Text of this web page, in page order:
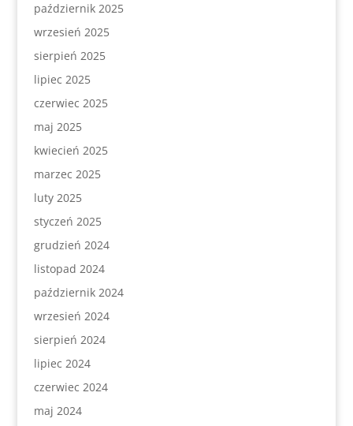
październik 2025
wrzesień 2025
sierpień 2025
lipiec 2025
czerwiec 2025
maj 2025
kwiecień 2025
marzec 2025
luty 2025
styczeń 2025
grudzień 2024
listopad 2024
październik 2024
wrzesień 2024
sierpień 2024
lipiec 2024
czerwiec 2024
maj 2024